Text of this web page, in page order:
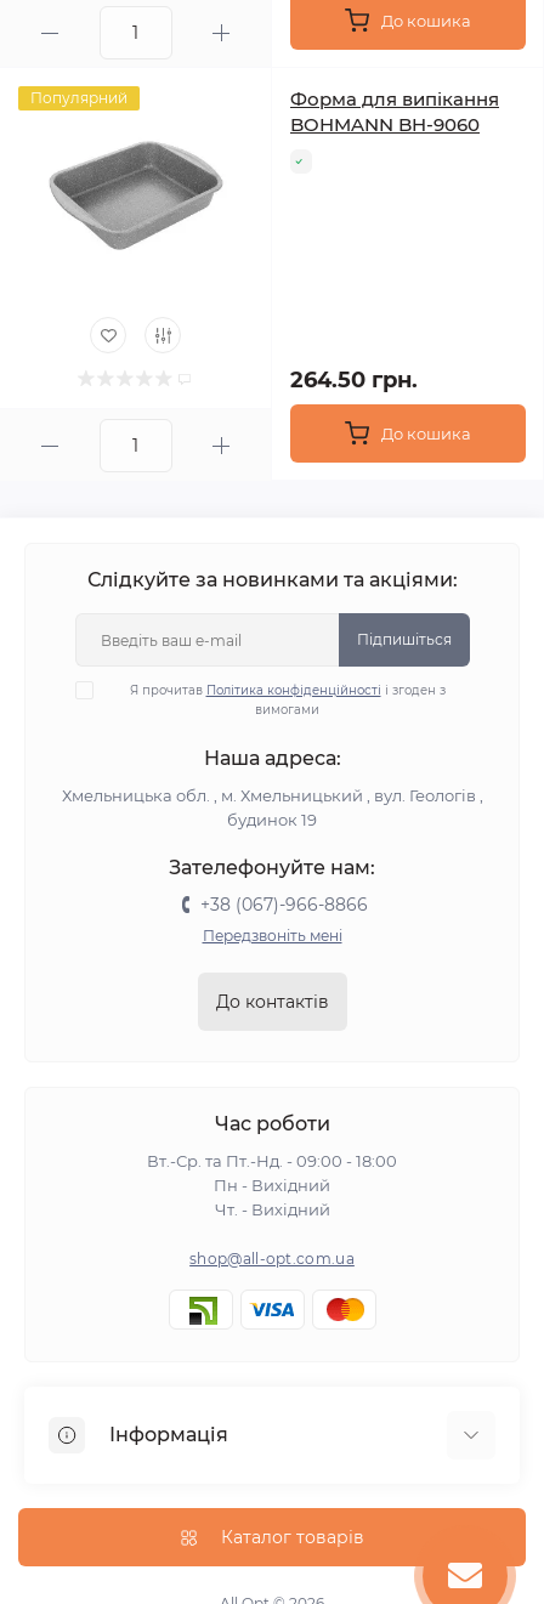
До кошика
Популярний
Форма для випікання
BOHMANN BH-9060
264.50 грн.
До кошика
Слідкуйте за новинками та акціями:
Підпишіться
Я прочитав Політика конфіденційності і згоден з
вимогами
Наша адреса:
Хмельницька обл. , м. Хмельницький , вул. Геологів ,
будинок 19
Зателефонуйте нам:
+38 (067)-966-8866
Передзвоніть мені
До контактів
Час роботи
Вт.-Ср. та Пт.-Нд. - 09:00 - 18:00
Пн - Вихідний
Чт. - Вихідний
shop@all-opt.com.ua
Інформація
Оплата та доставка
Повернення та обмін
Каталог товарів